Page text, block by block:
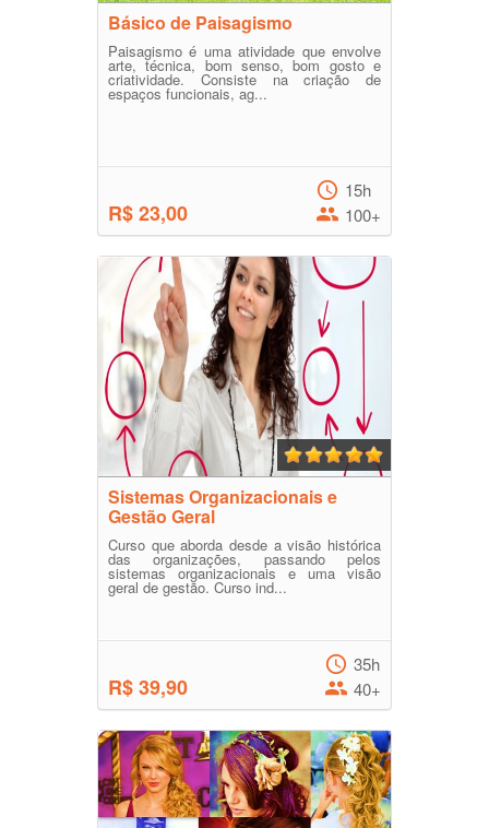
Básico de Paisagismo
Paisagismo é uma atividade que envolve
arte, técnica, bom senso, bom gosto e
criatividade. Consiste na criação de
espaços funcionais, ag...
R$ 23,00
15h
100+
Sistemas Organizacionais e
Gestão Geral
Curso que aborda desde a visão histórica
das organizações, passando pelos
sistemas organizacionais e uma visão
geral de gestão. Curso ind...
R$ 39,90
35h
40+